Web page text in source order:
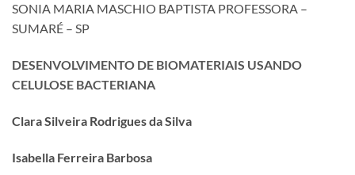
SONIA MARIA MASCHIO BAPTISTA PROFESSORA –
SUMARÉ – SP
DESENVOLVIMENTO DE BIOMATERIAIS USANDO
CELULOSE BACTERIANA
Clara Silveira Rodrigues da Silva
Isabella Ferreira Barbosa